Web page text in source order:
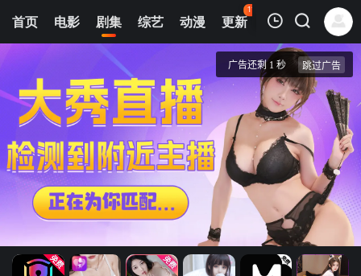
首页 电影 剧集 综艺 动漫 更新
115
热榜 APP
我的观影记录
第01集
最佳李纯信
清空